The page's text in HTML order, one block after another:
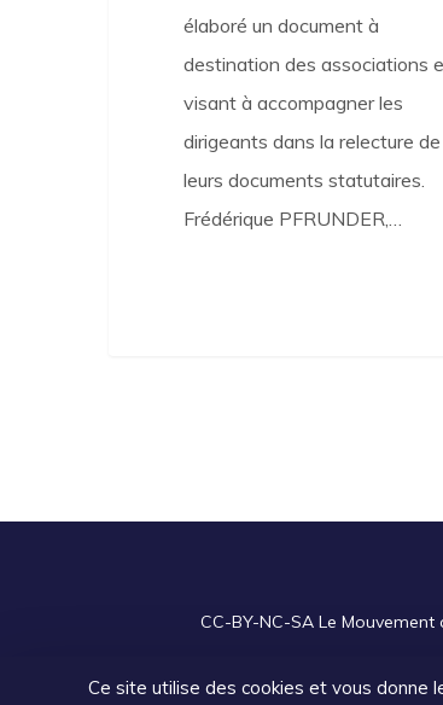
élaboré un document à
destination des associations
visant à accompagner les
dirigeants dans la relecture de
leurs documents statutaires.
Frédérique PFRUNDER,…
CC-BY-NC-SA Le Mouvement
Ce site utilise des cookies et vous donne